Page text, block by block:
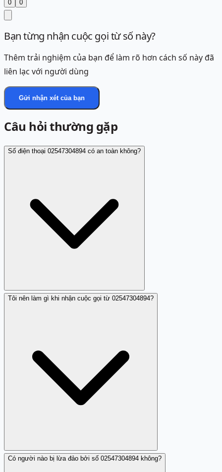
0 0
Bạn từng nhận cuộc gọi từ số này?
Thêm trải nghiệm của bạn để làm rõ hơn cách số này đã
liên lạc với người dùng
Gửi nhận xét của bạn
Câu hỏi thường gặp
Số điện thoại 02547304894 có an toàn không?
Số điện thoại 02547304894 được cho là nhá máy và nên
Tôi nên làm gì khi nhận cuộc gọi từ 02547304894?
Bạn nên tránh trả lời và có thể kiểm tra trên Trang Trắng.
Có người nào bị lừa đảo bởi số 02547304894 không?